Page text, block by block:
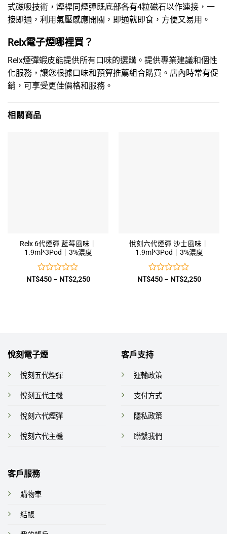
式磁吸技術，煙桿同煙彈既底部各有4粒磁石以作連接，一
接即通，利用氣壓感應開關，即通就即食，方便又易用。
Relx電子煙哪裡買？
Relx煙彈蝦皮能提供所有口味的選購。提供專業建議和個性
化服務，讓您根據口味和預算推薦組合購買。店內時常有促
銷，可享受更佳價格和服務。
相關商品
Relx 6代煙彈 藍莓風味｜
1.9ml*3Pod｜3%濃度
評
NT$450 – NT$2,250價
悅刻六代煙彈 沙士風味｜
1.9ml*3Pod｜3%濃度
評
NT$450 – NT$2,250價
悅刻電子煙
悅刻五代煙彈
悅刻五代主機
悅刻六代煙彈
悅刻六代主機
客戶支持
運輸政策
支付方式
隱私政策
聯繫我們
客戶服務
購物車
結帳